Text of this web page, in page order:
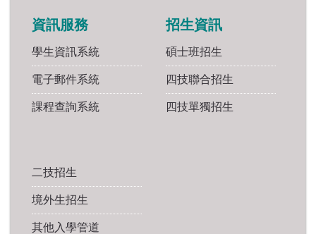
資訊服務
學生資訊系統
電子郵件系統
課程查詢系統
招生資訊
碩士班招生
四技聯合招生
四技單獨招生
二技招生
境外生招生
其他入學管道